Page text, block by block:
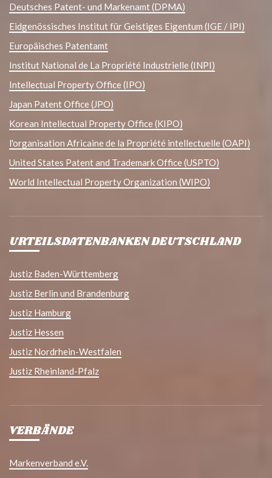
Deutsches Patent- und Markenamt (DPMA)
Eidgenössisches Institut für Geistiges Eigentum (IGE / IPI)
Europäisches Patentamt
Institut National de La Propriété Industrielle (INPI)
Intellectual Property Office (IPO)
Japan Patent Office (JPO)
Korean Intellectual Property Office (KIPO)
l'organisation Africaine de la Propriété intellectuelle (OAPI)
United States Patent and Trademark Office (USPTO)
World Intellectual Property Organization (WIPO)
URTEILSDATENBANKEN DEUTSCHLAND
Justiz Baden-Württemberg
Justiz Berlin und Brandenburg
Justiz Hamburg
Justiz Hessen
Justiz Nordrhein-Westfalen
Justiz Rheinland-Pfalz
VERBÄNDE
Markenverband e.V.